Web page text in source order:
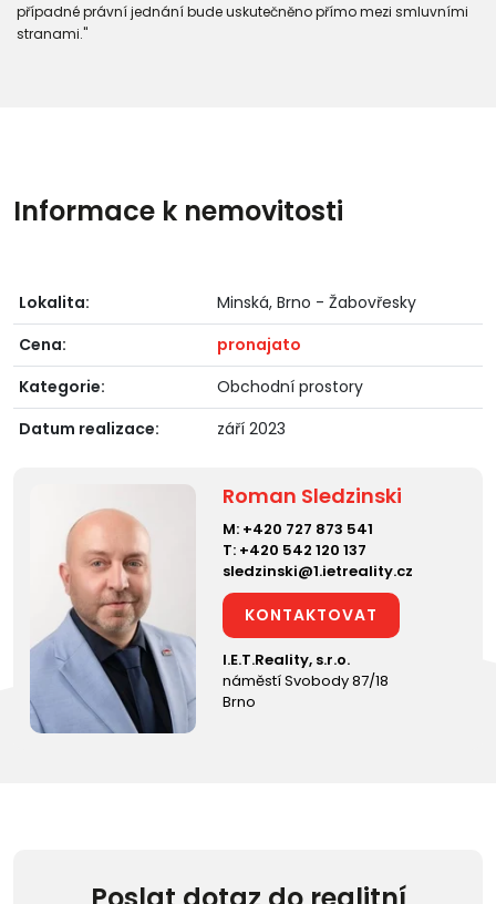
případné právní jednání bude uskutečněno přímo mezi smluvními
stranami."
Informace k nemovitosti
Lokalita:
Minská, Brno - Žabovřesky
Cena:
pronajato
Kategorie:
Obchodní prostory
Datum realizace:
září 2023
Roman Sledzinski
M: +420 727 873 541
T: +420 542 120 137
sledzinski@1.ietreality.cz
KONTAKTOVAT
I.E.T.Reality, s.r.o.
náměstí Svobody 87/18
Brno